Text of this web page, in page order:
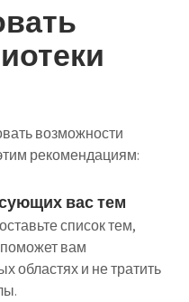
возможности
рекомендациям:
вас тем
список тем,
вам
областях и не тратить